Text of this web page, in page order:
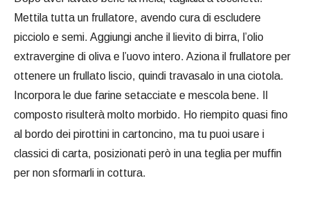
Mettila tutta un frullatore, avendo cura di escludere
picciolo e semi. Aggiungi anche il lievito di birra, l’olio
extravergine di oliva e l’uovo intero. Aziona il frullatore per
ottenere un frullato liscio, quindi travasalo in una ciotola.
Incorpora le due farine setacciate e mescola bene. Il
composto risulterà molto morbido. Ho riempito quasi fino
al bordo dei pirottini in cartoncino, ma tu puoi usare i
classici di carta, posizionati però in una teglia per muffin
per non sformarli in cottura.